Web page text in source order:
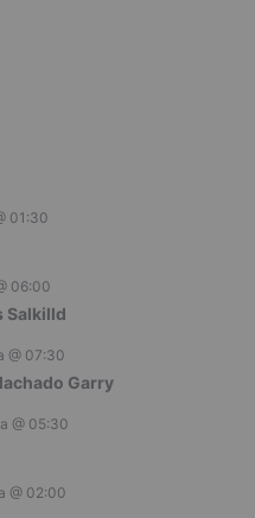
01:30
06:00
Salkilld
@ 07:30
Garry
@ 05:30
@ 02:00